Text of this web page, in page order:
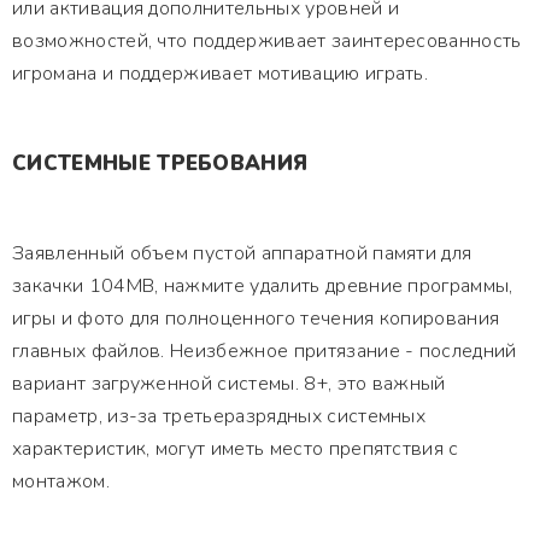
или активация дополнительных уровней и
возможностей, что поддерживает заинтересованность
игромана и поддерживает мотивацию играть.
СИСТЕМНЫЕ ТРЕБОВАНИЯ
Заявленный объем пустой аппаратной памяти для
закачки 104MB, нажмите удалить древние программы,
игры и фото для полноценного течения копирования
главных файлов. Неизбежное притязание - последний
вариант загруженной системы. 8+, это важный
параметр, из-за третьеразрядных системных
характеристик, могут иметь место препятствия с
монтажом.